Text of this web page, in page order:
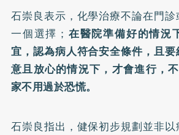
石崇良表示，化學治療不論在門
一個選擇； 在醫院準備好的情況
宜，認為病人符合安全條件，且
意且放心的情況下，才會進行，
家不用過於恐慌。
石崇良指出，健保初步規劃並非